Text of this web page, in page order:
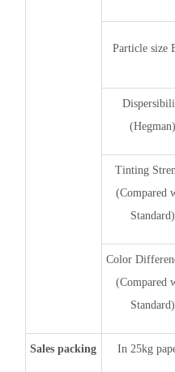
Particle size
(Hegman)
Tinting
(Compared
Standard)
Color
(Compared
Standard)
Sales packing In 25kg